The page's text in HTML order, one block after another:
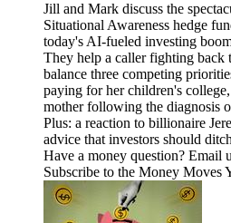
Jill and Mark discuss the
Situational Awareness hedge
today's AI-fueled investing
They help a caller fighting back
balance three competing
paying for her children's
mother following the diagnosis
Plus: a reaction to billionaire
advice that investors should
Have a money question? Email
Subscribe to the Money Moves